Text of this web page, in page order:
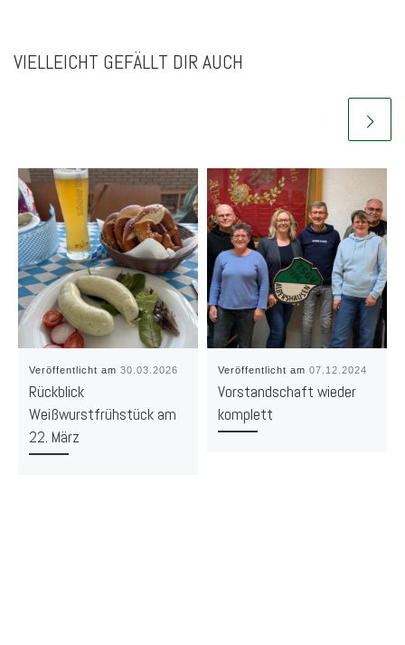
VIELLEICHT GEFÄLLT DIR AUCH
Veröffentlicht am30.03.2026
Rückblick
Weißwurstfrühstück am
22. März
Veröffentlicht am07.12.2024
Vorstandschaft wieder
komplett